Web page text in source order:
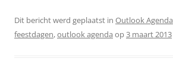
Dit bericht werd geplaatst in Outlook Agenda
feestdagen,outlook agenda op3 maart 2013